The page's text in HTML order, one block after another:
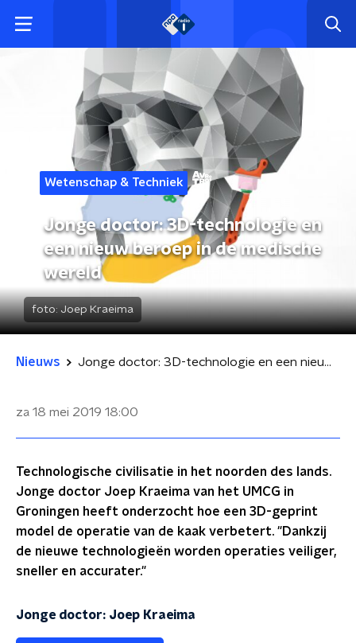
Wetenschap & Techniek
Jonge doctor: 3D-technologie en
een nieuw beroep in de medische
wereld
foto: Joep Kraeima
Nieuws Jonge doctor: 3D-technologie en een nieuw beroep in de medische wereld
za 18 mei 2019 18:00
Technologische civilisatie in het noorden des lands.
Jonge doctor Joep Kraeima van het UMCG in
Groningen heeft onderzocht hoe een 3D-geprint
model de operatie van de kaak verbetert. "Dankzij
de nieuwe technologieën worden operaties veiliger,
sneller en accurater."
Jonge doctor: Joep Kraeima